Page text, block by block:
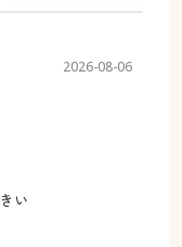
2026-08-06
い